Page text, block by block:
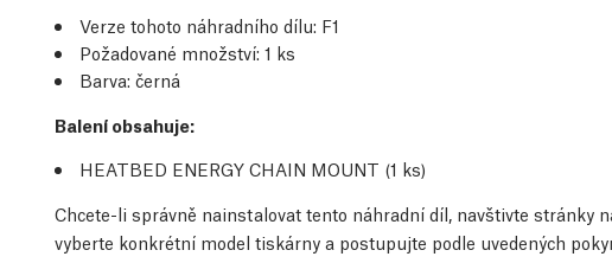
Verze tohoto náhradního dílu: F1
Požadované množství: 1 ks
Barva: černá
Balení obsahuje:
HEATBED ENERGY CHAIN MOUNT (1 ks)
Chcete-li správně nainstalovat tento náhradní díl, navštivte stránky
vyberte konkrétní model tiskárny a postupujte podle uvedených